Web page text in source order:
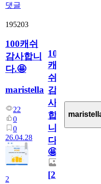
댓글
195203
100캐쉬
감사합니
다.🤩
maristella
22
0
0
26.04.28
2
100
캐
쉬
감
사
합
니
다.
🤩
[2]